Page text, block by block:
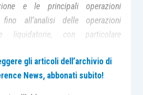
e le principali operazioni
fino all’analisi delle operazioni
liquidatorie, con particolare
finanziatori. Un modulo specifico
fiscalità e al bilancio di esercizio
gli articoli dell’archivio di
News, abbonati subito!